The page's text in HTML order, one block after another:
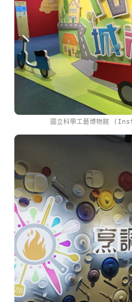
國立科學工藝博物館